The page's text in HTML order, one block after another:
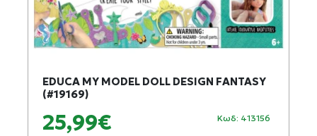
EDUCA MY MODEL DOLL DESIGN FANTASY
(#19169)
25,99€ Κωδ: 413156